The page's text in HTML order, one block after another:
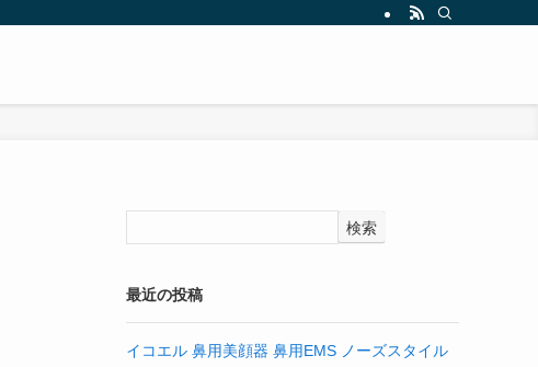
検索
最近の投稿
イコエル 鼻用美顔器 鼻用EMS ノーズスタイル